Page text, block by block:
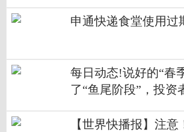
申通快递食堂使用过
每日动态!说好的“春
了“鱼尾阶段”，投资
【世界快播报】注